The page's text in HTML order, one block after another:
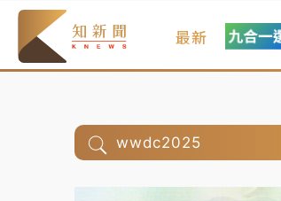
最新
wwdc2025